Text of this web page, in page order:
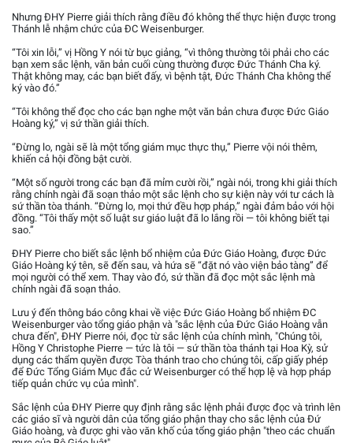
Nhưng ĐHY Pierre giải thích rằng điều đó không thể thực hiện được trong
Thánh lễ nhậm chức của ĐC Weisenburger.
“Tôi xin lỗi,” vị Hồng Y nói từ bục giảng, “vì thông thường tôi phải cho các
bạn xem sắc lệnh, văn bản cuối cùng thường được Đức Thánh Cha ký.
Thật không may, các bạn biết đấy, vì bệnh tật, Đức Thánh Cha không thể
ký vào đó.”
“Tôi không thể đọc cho các bạn nghe một văn bản chưa được Đức Giáo
Hoàng ký,” vị sứ thần giải thích.
“Đừng lo, ngài sẽ là một tổng giám mục thực thụ,” Pierre vội nói thêm,
khiến cả hội đồng bật cười.
“Một số người trong các bạn đã mỉm cười rồi,” ngài nói, trong khi giải thích
rằng chính ngài đã soạn thảo một sắc lệnh cho sự kiện này với tư cách là
sứ thần tòa thánh. “Đừng lo, mọi thứ đều hợp pháp,” ngài đảm bảo với hội
đồng. “Tôi thấy một số luật sư giáo luật đã lo lắng rồi — tôi không biết tại
sao.”
ĐHY Pierre cho biết sắc lệnh bổ nhiệm của Đức Giáo Hoàng, được Đức
Giáo Hoàng ký tên, sẽ đến sau, và hứa sẽ “đặt nó vào viện bảo tàng” để
mọi người có thể xem. Thay vào đó, sứ thần đã đọc một sắc lệnh mà
chính ngài đã soạn thảo.
Lưu ý đến thông báo công khai về việc Đức Giáo Hoàng bổ nhiệm ĐC
Weisenburger vào tổng giáo phận và "sắc lệnh của Đức Giáo Hoàng vẫn
chưa đến", ĐHY Pierre nói, đọc từ sắc lệnh của chính mình, "Chúng tôi,
Hồng Y Christophe Pierre — tức là tôi — sứ thần tòa thánh tại Hoa Kỳ, sử
dụng các thẩm quyền được Tòa thánh trao cho chúng tôi, cấp giấy phép
để Đức Tổng Giám Mục đắc cử Weisenburger có thể hợp lệ và hợp pháp
tiếp quản chức vụ của mình".
Sắc lệnh của ĐHY Pierre quy định rằng sắc lệnh phải được đọc và trình lên
các giáo sĩ và người dân của tổng giáo phận thay cho sắc lệnh của Đứ
Giáo hoàng, và được ghi vào văn khố của tổng giáo phận "theo các chuẩn